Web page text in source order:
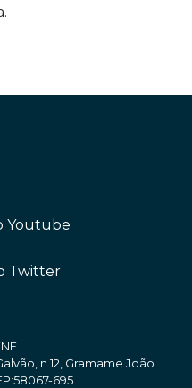
Youtube
Twitter
n 12, Gramame João
695